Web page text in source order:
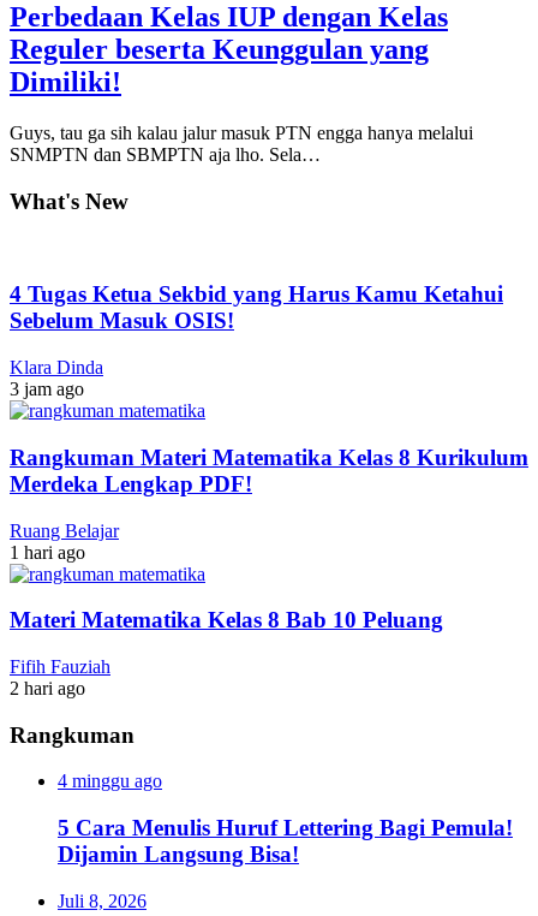
Perbedaan Kelas IUP dengan Kelas
Reguler beserta Keunggulan yang
Dimiliki!
Guys, tau ga sih kalau jalur masuk PTN engga hanya melalui
SNMPTN dan SBMPTN aja lho. Sela…
What's New
4 Tugas Ketua Sekbid yang Harus Kamu Ketahui
Sebelum Masuk OSIS!
Klara Dinda
3 jam ago
Rangkuman Materi Matematika Kelas 8 Kurikulum
Merdeka Lengkap PDF!
Ruang Belajar
1 hari ago
Materi Matematika Kelas 8 Bab 10 Peluang
Fifih Fauziah
2 hari ago
Rangkuman
4 minggu ago
5 Cara Menulis Huruf Lettering Bagi Pemula!
Dijamin Langsung Bisa!
Juli 8, 2026